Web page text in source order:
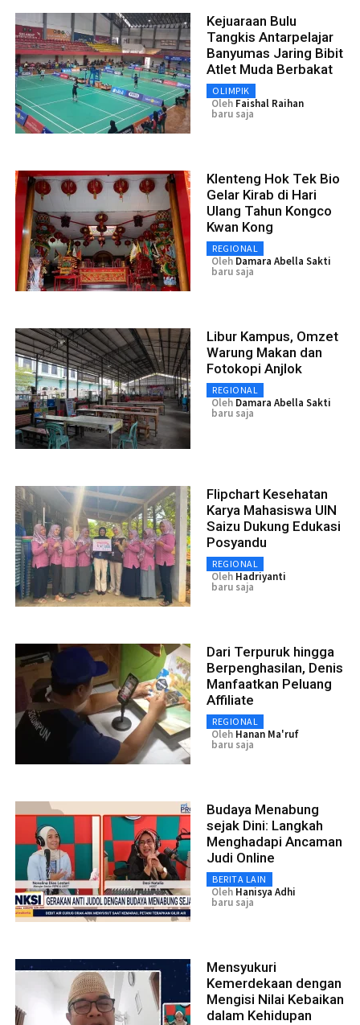
Kejuaraan Bulu
Tangkis Antarpelajar
Banyumas Jaring Bibit
Atlet Muda Berbakat
OLIMPIK
Oleh Faishal Raihan
baru saja
Klenteng Hok Tek Bio
Gelar Kirab di Hari
Ulang Tahun Kongco
Kwan Kong
REGIONAL
Oleh Damara Abella Sakti
baru saja
Libur Kampus, Omzet
Warung Makan dan
Fotokopi Anjlok
REGIONAL
Oleh Damara Abella Sakti
baru saja
Flipchart Kesehatan
Karya Mahasiswa UIN
Saizu Dukung Edukasi
Posyandu
REGIONAL
Oleh Hadriyanti
baru saja
Dari Terpuruk hingga
Berpenghasilan, Denis
Manfaatkan Peluang
Affiliate
REGIONAL
Oleh Hanan Ma'ruf
baru saja
Budaya Menabung
sejak Dini: Langkah
Menghadapi Ancaman
Judi Online
BERITA LAIN
Oleh Hanisya Adhi
baru saja
Mensyukuri
Kemerdekaan dengan
Mengisi Nilai Kebaikan
dalam Kehidupan